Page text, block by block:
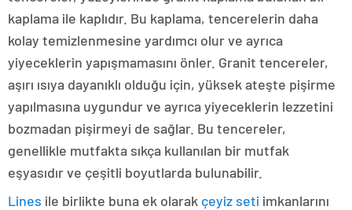
kaplama ile kaplıdır. Bu kaplama, tencerelerin daha
kolay temizlenmesine yardımcı olur ve ayrıca
yiyeceklerin yapışmamasını önler. Granit tencereler,
aşırı ısıya dayanıklı olduğu için, yüksek ateşte pişirme
yapılmasına uygundur ve ayrıca yiyeceklerin lezzetini
bozmadan pişirmeyi de sağlar. Bu tencereler,
genellikle mutfakta sıkça kullanılan bir mutfak
eşyasıdır ve çeşitli boyutlarda bulunabilir.
Lines ile birlikte buna ek olarak çeyiz seti imkanlarını